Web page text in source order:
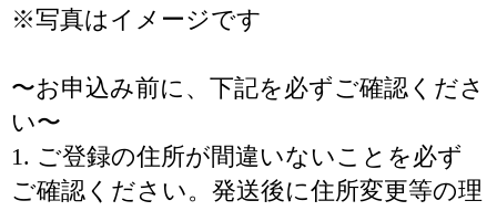
※写真はイメージです
〜お申込み前に、下記を必ずご確認くださ
い〜
1. ご登録の住所が間違いないことを必ず
ご確認ください。発送後に住所変更等の理